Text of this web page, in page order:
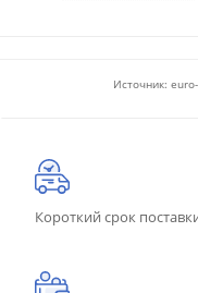
Источник:
Короткий срок